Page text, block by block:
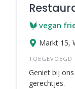
vegan
Markt 15,
Geniet bij
gerechtjes.